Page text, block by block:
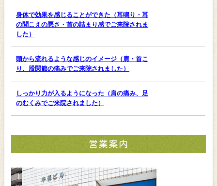
身体で効果を感じることができた（耳鳴り・耳
の聞こえの悪さ・首の詰まり感でご来院されま
した）
頭から流れるような感じのイメージ（肩・首こ
り、股関節の痛みでご来院されました）
しっかり力が入るようになった（肩の痛み、足
のむくみでご来院されました）